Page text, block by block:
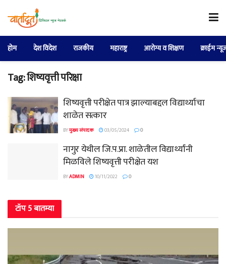
होम देश विदेश राजकीय महाराष्ट्र आरोग्य व शिक्षण क्राईम
Tag:शिष्यवृत्ती परिक्षा
शिष्यवृत्ती परीक्षेत पात्र झाल्याबद्दल विद्यार्थ्याचा
शाळेत सत्कार
BYमुख्य संपादक 03/05/2024 0
नागुर येथील जि.प.प्रा. शाळेतील विद्यार्थ्यांनी
मिळविले शिष्यवृत्ती परीक्षेत यश
BYADMIN 10/11/2022 0
टॉप 5 बातम्या